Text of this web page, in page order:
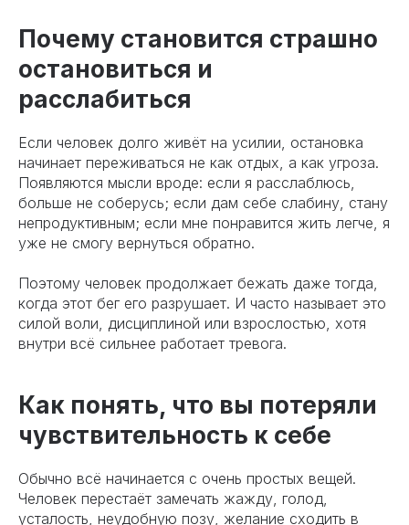
Почему становится страшно
остановиться и
расслабиться
Если человек долго живёт на усилии, остановка
начинает переживаться не как отдых, а как угроза.
Появляются мысли вроде: если я расслаблюсь,
больше не соберусь; если дам себе слабину, стану
непродуктивным; если мне понравится жить легче, я
уже не смогу вернуться обратно.
Поэтому человек продолжает бежать даже тогда,
когда этот бег его разрушает. И часто называет это
силой воли, дисциплиной или взрослостью, хотя
внутри всё сильнее работает тревога.
Как понять, что вы потеряли
чувствительность к себе
Обычно всё начинается с очень простых вещей.
Человек перестаёт замечать жажду, голод,
усталость, неудобную позу, желание сходить в